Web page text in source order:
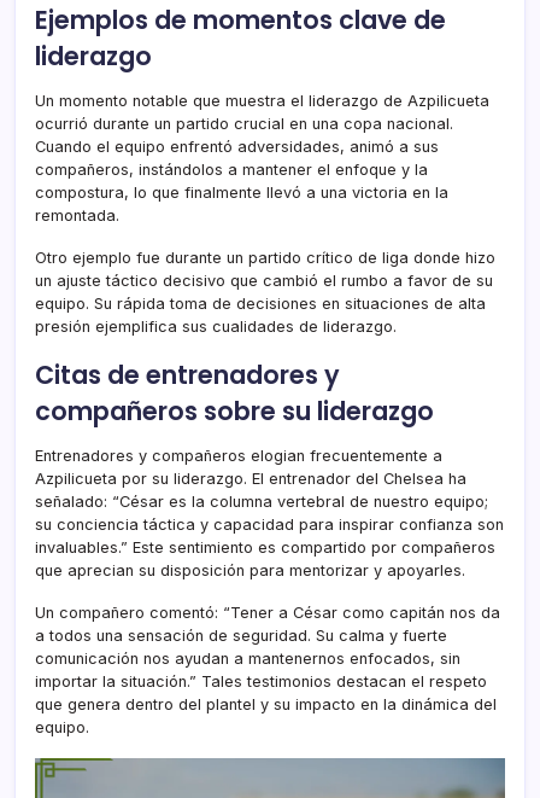
Ejemplos de momentos clave de
liderazgo
Un momento notable que muestra el liderazgo de Azpilicueta
ocurrió durante un partido crucial en una copa nacional.
Cuando el equipo enfrentó adversidades, animó a sus
compañeros, instándolos a mantener el enfoque y la
compostura, lo que finalmente llevó a una victoria en la
remontada.
Otro ejemplo fue durante un partido crítico de liga donde hizo
un ajuste táctico decisivo que cambió el rumbo a favor de su
equipo. Su rápida toma de decisiones en situaciones de alta
presión ejemplifica sus cualidades de liderazgo.
Citas de entrenadores y
compañeros sobre su liderazgo
Entrenadores y compañeros elogian frecuentemente a
Azpilicueta por su liderazgo. El entrenador del Chelsea ha
señalado: “César es la columna vertebral de nuestro equipo;
su conciencia táctica y capacidad para inspirar confianza son
invaluables.” Este sentimiento es compartido por compañeros
que aprecian su disposición para mentorizar y apoyarles.
Un compañero comentó: “Tener a César como capitán nos da
a todos una sensación de seguridad. Su calma y fuerte
comunicación nos ayudan a mantenernos enfocados, sin
importar la situación.” Tales testimonios destacan el respeto
que genera dentro del plantel y su impacto en la dinámica del
equipo.